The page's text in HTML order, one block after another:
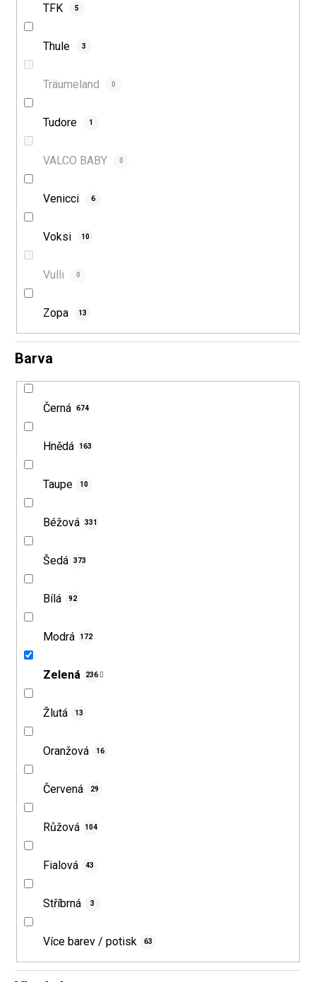
TFK 5
Thule 3
Träumeland 0
Tudore 1
VALCO BABY 0
Venicci 6
Voksi 10
Vulli 0
Zopa 13
Barva
Černá 674
Hnědá 163
Taupe 10
Béžová 331
Šedá 373
Bílá 92
Modrá 172
Zelená 236
Žlutá 13
Oranžová 16
Červená 29
Růžová 104
Fialová 43
Stříbrná 3
Více barev / potisk 63